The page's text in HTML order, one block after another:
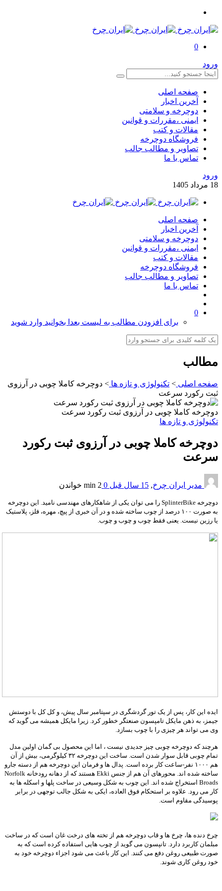
0
ورود
صفحه اصلی
آخرین اخبار
دوچرخه و سلامتی
ایمنی ،مقررات و قوانین
مقالات و کتب
فروشگاه دوچرخه
تصاویر و مطالب جالب
تماس با ما
ورود
18 مرداد 1405
صفحه اصلی
آخرین اخبار
دوچرخه و سلامتی
ایمنی ،مقررات و قوانین
مقالات و کتب
فروشگاه دوچرخه
تصاویر و مطالب جالب
تماس با ما
0
برای افزودن مطالب به لیست بعدا بخوانید وارد شوید
مطالب
صفحه اصلی > تکنولوژی و تازه ها > دوچرخه کاملا چوبی در آرزوی
ثبت رکورد سرعت
دوچرخه کاملا چوبی در آرزوی ثبت رکورد سرعت
تکنولوژی و تازه ها
دوچرخه کاملا چوبی در آرزوی ثبت رکورد
سرعت
مدیر ایران چرخ, 15 سال قبل 0
2 min خواندن
دوچرخه SplinterBike را می توان یکی از شاهکارهای مهندسی نامید. این دوچرخه
به صورت ۱۰۰ درصد از چوب ساخته شده و در آن خبری از پیچ، مهره، فلز، پلاستیک
یا رزین نیست. یعنی فقط چوب و چوب و چوب.
ایده این کار، پس از یک تور گردشگری در سپتامبر سال پیش، و کل کل با دوستش
جیمز، به ذهن مایکل تامپسون صنعتگر خطور کرد. زیرا مایکل همیشه می گوید که
وی می تواند هر چیزی را با چوب بسازد.
هرچند که دوچرخه چوبی چیز جدیدی نیست ، اما این محصول بی گمان اولین مدل
تمام چوبی قابل سوار شدن است. ساخت این دوچرخه ۳۲ کیلوگرمی، بیش از آن
هم ۱۰۰۰ نفر-ساعت کار برده است. پدال ها و فرمان این دوچرخه هم از دسته جارو
ساخته شده اند. محورهای آن هم از جنس Ekki هستند که از دهانه رودخانه Norfolk
Broads استخراج شده اند. این چوب به شکل وسیعی در ساخت پلها و اسکله ها به
کار می رود. علاوه بر استحکام فوق العاده، ایکی به شکل جالب توجهی در برابر
پوسیدگی مقاوم است.
چرخ دنده ها، چرخ ها و قاب دوچرخه هم از تخته های درخت غان است که در ساخت
مبلمان کاربرد دارد. تانپسون می گوید از چوب هایی استفاده کرده است که به
صورت طبیعی روغن دفع می کنند. این کار باعث می شود اجزاء دوچرخه خود به
خود روغن کاری شوند.